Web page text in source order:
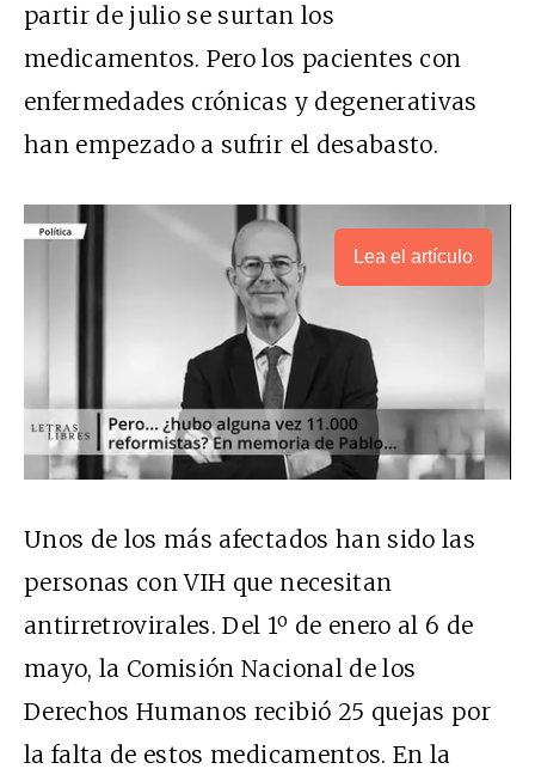
partir de julio se surtan los
medicamentos. Pero los pacientes con
enfermedades crónicas y degenerativas
han empezado a sufrir el desabasto.
Lea el artículo
Unos de los más afectados han sido las
personas con VIH que necesitan
antirretrovirales. Del 1º de enero al 6 de
mayo, la Comisión Nacional de los
Derechos Humanos recibió 25 quejas por
la falta de estos medicamentos. En la